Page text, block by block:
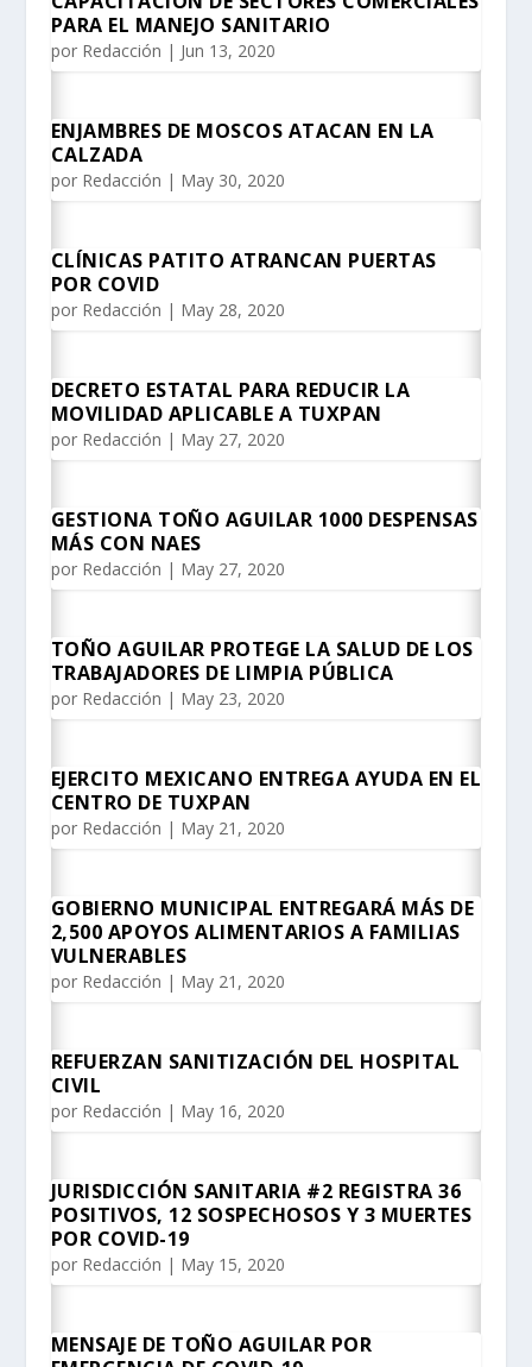
PARA EL MANEJO SANITARIO
por Redacción | Jun 13, 2020
ENJAMBRES DE MOSCOS ATACAN EN LA
CALZADA
por Redacción | May 30, 2020
CLÍNICAS PATITO ATRANCAN PUERTAS
POR COVID
por Redacción | May 28, 2020
DECRETO ESTATAL PARA REDUCIR LA
MOVILIDAD APLICABLE A TUXPAN
por Redacción | May 27, 2020
GESTIONA TOÑO AGUILAR 1000 DESPENSAS
MÁS CON NAES
por Redacción | May 27, 2020
TOÑO AGUILAR PROTEGE LA SALUD DE LOS
TRABAJADORES DE LIMPIA PÚBLICA
por Redacción | May 23, 2020
EJERCITO MEXICANO ENTREGA AYUDA EN EL
CENTRO DE TUXPAN
por Redacción | May 21, 2020
GOBIERNO MUNICIPAL ENTREGARÁ MÁS DE
2,500 APOYOS ALIMENTARIOS A FAMILIAS
VULNERABLES
por Redacción | May 21, 2020
REFUERZAN SANITIZACIÓN DEL HOSPITAL
CIVIL
por Redacción | May 16, 2020
JURISDICCIÓN SANITARIA #2 REGISTRA 36
POSITIVOS, 12 SOSPECHOSOS Y 3 MUERTES
POR COVID-19
por Redacción | May 15, 2020
MENSAJE DE TOÑO AGUILAR POR